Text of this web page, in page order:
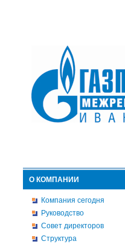
О КОМПАНИИ
Компания сегодня
Руководство
Совет директоров
Структура